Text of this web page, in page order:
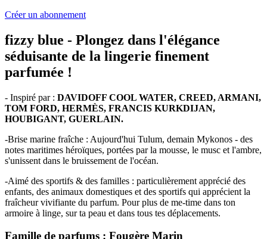
Créer un abonnement
fizzy blue - Plongez dans l'élégance
séduisante de la lingerie finement
parfumée !
- Inspiré par : DAVIDOFF COOL WATER, CREED, ARMANI,
TOM FORD, HERMÈS, FRANCIS KURKDIJAN,
HOUBIGANT, GUERLAIN.
-Brise marine fraîche : Aujourd'hui Tulum, demain Mykonos - des
notes maritimes héroïques, portées par la mousse, le musc et l'ambre,
s'unissent dans le bruissement de l'océan.
-Aimé des sportifs & des familles : particulièrement apprécié des
enfants, des animaux domestiques et des sportifs qui apprécient la
fraîcheur vivifiante du parfum. Pour plus de me-time dans ton
armoire à linge, sur ta peau et dans tous tes déplacements.
Famille de parfums : Fougère Marin